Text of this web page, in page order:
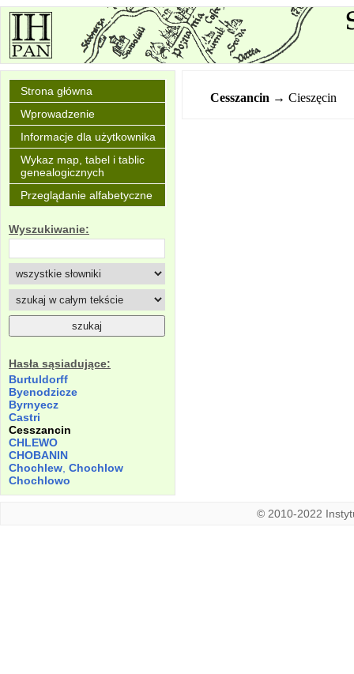
Strona główna
Wprowadzenie
Informacje dla użytkownika
Wykaz map, tabel i tablic
genealogicznych
Przeglądanie alfabetyczne
Wyszukiwanie:
Hasła sąsiadujące:
Burtuldorff
Byenodzicze
Byrnyecz
Castri
Cesszancin
CHLEWO
CHOBANIN
Chochlew Chochlow
Chochlowo
Cesszancin → Cieszęcin
© 2010-2022